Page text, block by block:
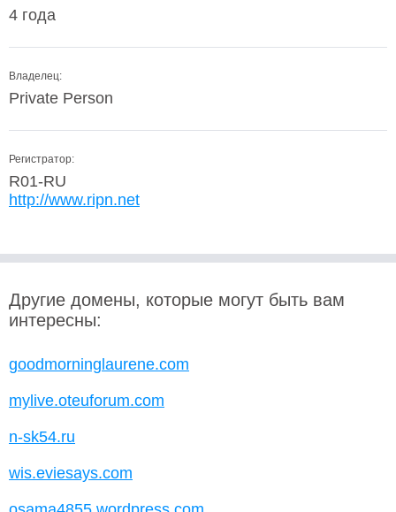
4 года
Владелец:
Private Person
Регистратор:
R01-RU
http://www.ripn.net
Другие домены, которые могут быть вам
интересны:
goodmorninglaurene.com
mylive.oteuforum.com
n-sk54.ru
wis.eviesays.com